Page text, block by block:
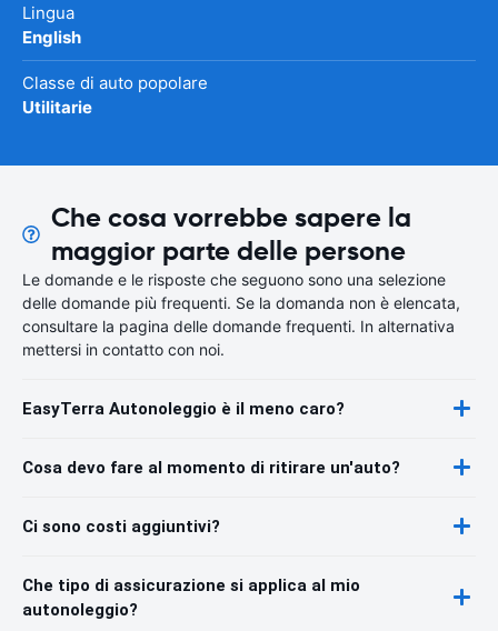
Lingua
English
Classe di auto popolare
Utilitarie
Che cosa vorrebbe sapere la
maggior parte delle persone
Le domande e le risposte che seguono sono una selezione
delle domande più frequenti. Se la domanda non è elencata,
consultare la pagina delle domande frequenti. In alternativa
mettersi in contatto con noi.
EasyTerra Autonoleggio è il meno caro?
Cosa devo fare al momento di ritirare un'auto?
Ci sono costi aggiuntivi?
Che tipo di assicurazione si applica al mio
autonoleggio?